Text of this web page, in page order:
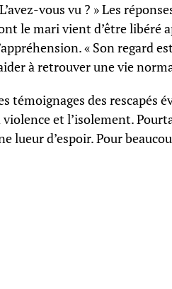
vous vu ? » Les
le mari vient d’être libéré
« Son regard
à retrouver une vie
témoignages des rescapés
violence et l’isolement.
lueur d’espoir. Pour